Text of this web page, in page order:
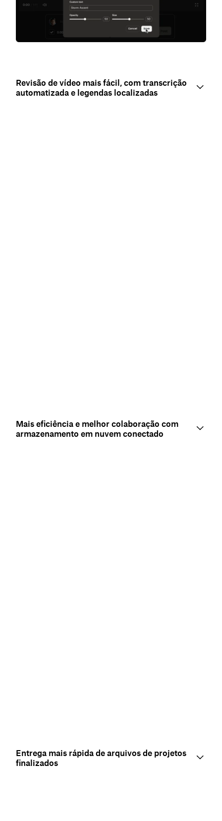
Revisão de vídeo mais fácil, com transcrição
automatizada e legendas localizadas
Mais eficiência e melhor colaboração com
armazenamento em nuvem conectado
Entrega mais rápida de arquivos de projetos
finalizados